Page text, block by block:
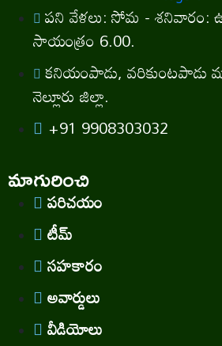
పని వేళలు: సోమ - శనివారం:
సాయంత్రం 6.00.
కనియంపాడు, వరికుంటపాడు
నెల్లూరు జిల్లా.
+91 9908303032
మాగురించి
పరిచయం
టీమ్
సహకారం
అవార్డులు
వీడియోలు